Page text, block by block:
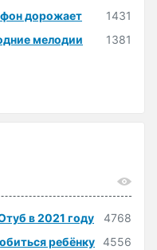
дорожает
1431
мелодии
1381
в 2021 году
4768
ребёнку 4556